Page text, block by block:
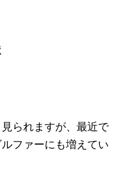
られますが、最近で
ファーにも増えてい